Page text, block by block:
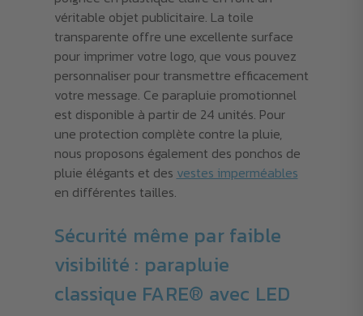
véritable objet publicitaire. La toile
transparente offre une excellente surface
pour imprimer votre logo, que vous pouvez
personnaliser pour transmettre efficacement
votre message. Ce parapluie promotionnel
est disponible à partir de 24 unités. Pour
une protection complète contre la pluie,
nous proposons également des ponchos de
pluie élégants et des vestes imperméables
en différentes tailles.
Sécurité même par faible
visibilité : parapluie
classique FARE® avec LED